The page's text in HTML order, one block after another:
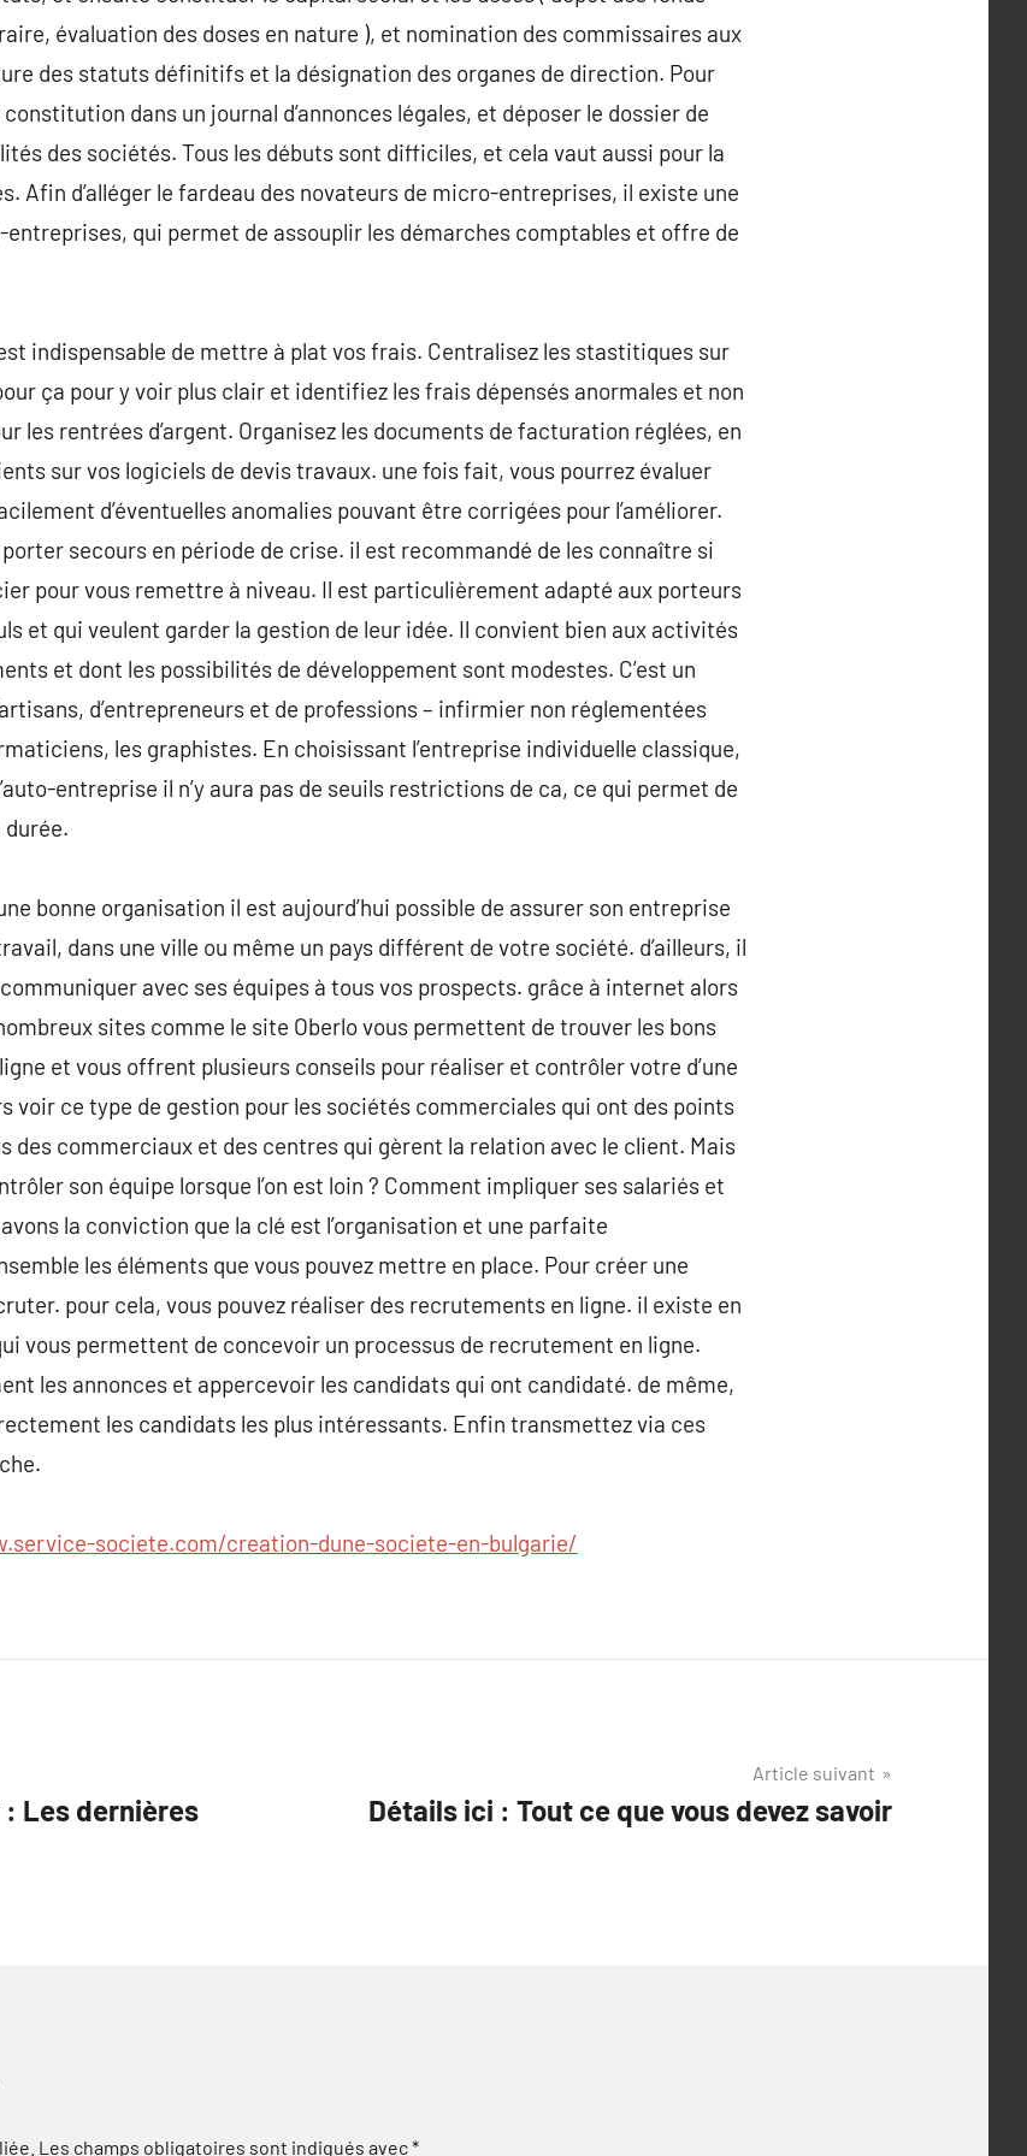
évaluation des doses en nature ), et nomination des commissaires aux
des statuts définitifs et la désignation des organes de direction. Pour
dans un journal d’annonces légales, et déposer le dossier de
des sociétés. Tous les débuts sont difficiles, et cela vaut aussi pour la
Afin d’alléger le fardeau des novateurs de micro-entreprises, il existe une
qui permet de assouplir les démarches comptables et offre de
indispensable de mettre à plat vos frais. Centralisez les stastitiques sur
ça pour y voir plus clair et identifiez les frais dépensés anormales et non
les rentrées d’argent. Organisez les documents de facturation réglées, en
sur vos logiciels de devis travaux. une fois fait, vous pourrez évaluer
d’éventuelles anomalies pouvant être corrigées pour l’améliorer.
secours en période de crise. il est recommandé de les connaître si
pour vous remettre à niveau. Il est particulièrement adapté aux porteurs
et qui veulent garder la gestion de leur idée. Il convient bien aux activités
et dont les possibilités de développement sont modestes. C’est un
d’entrepreneurs et de professions – infirmier non réglementées
les graphistes. En choisissant l’entreprise individuelle classique,
entreprise il n’y aura pas de seuils restrictions de ca, ce qui permet de
bonne organisation il est aujourd’hui possible de assurer son entreprise
dans une ville ou même un pays différent de votre société. d’ailleurs, il
avec ses équipes à tous vos prospects. grâce à internet alors
sites comme le site Oberlo vous permettent de trouver les bons
et vous offrent plusieurs conseils pour réaliser et contrôler votre d’une
voir ce type de gestion pour les sociétés commerciales qui ont des points
des commerciaux et des centres qui gèrent la relation avec le client. Mais
son équipe lorsque l’on est loin ? Comment impliquer ses salariés et
la conviction que la clé est l’organisation et une parfaite
les éléments que vous pouvez mettre en place. Pour créer une
pour cela, vous pouvez réaliser des recrutements en ligne. il existe en
vous permettent de concevoir un processus de recrutement en ligne.
les annonces et appercevoir les candidats qui ont candidaté. de même,
les candidats les plus intéressants. Enfin transmettez via ces
societe.com/creation-dune-societe-en-bulgarie/
Les dernières
Article suivant
Détails ici : Tout ce que vous devez savoir
Les champs obligatoires sont indiqués avec*